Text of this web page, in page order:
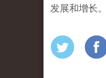
发展和增长。